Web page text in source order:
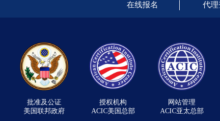
在线报名 代
批准及公证
美国联邦政府
授权机构
ACIC美国总部
网站管理
ACIC亚太总部